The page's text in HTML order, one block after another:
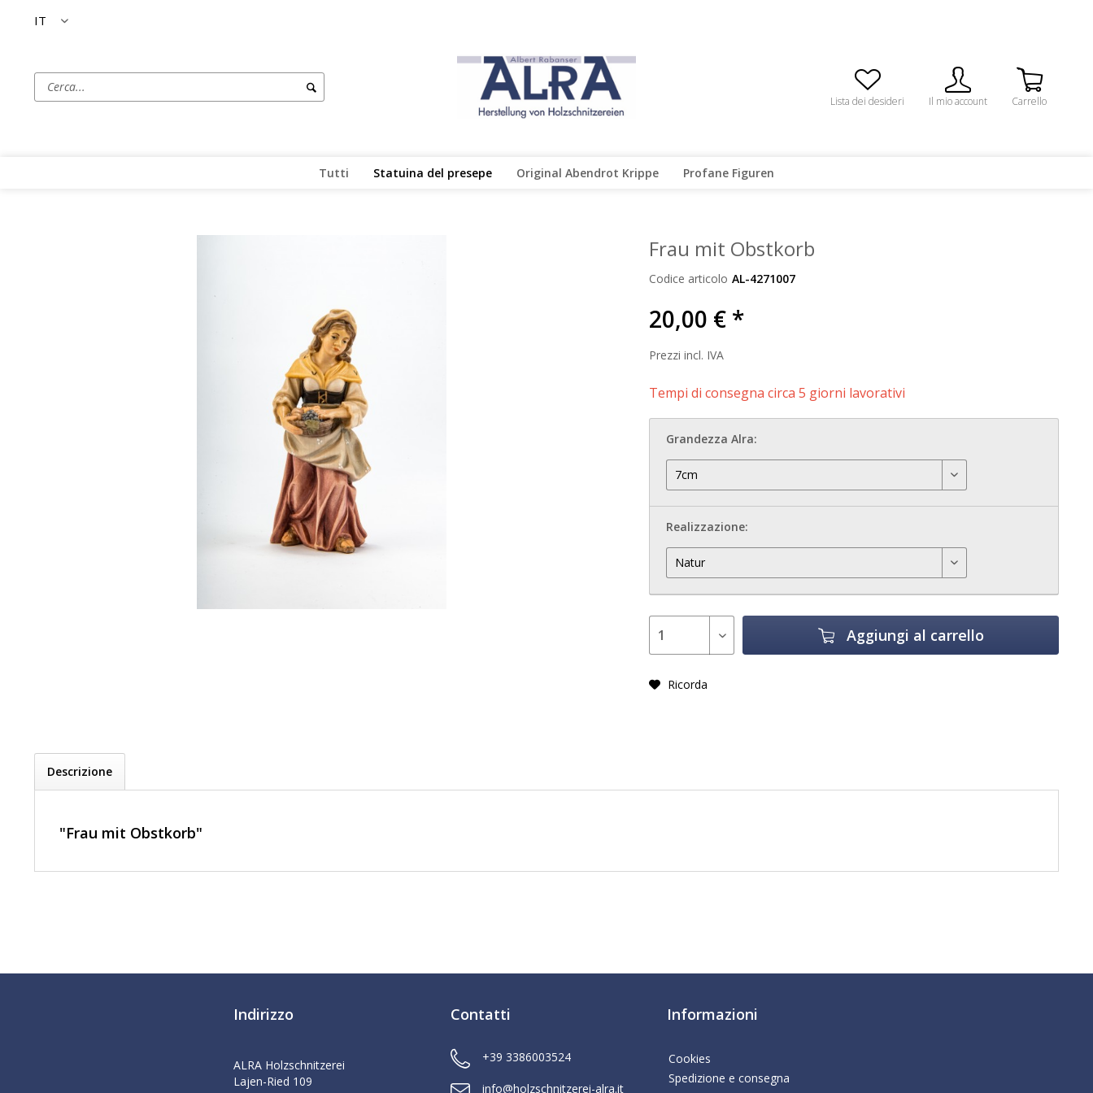
IT
Lista dei desideri Il mio account Carrello
Tutti Statuina del presepe Original Abendrot Krippe Profane Figuren
Frau mit Obstkorb
Codice articolo AL-4271007
20,00 € *
Prezzi incl. IVA
Tempi di consegna circa 5 giorni lavorativi
Grandezza Alra:
Realizzazione:
Aggiungi al carrello
Ricorda
Descrizione
"Frau mit Obstkorb"
Indirizzo
ALRA Holzschnitzerei
Lajen-Ried 109
Contatti
+39 3386003524
info@holzschnitzerei-alra.it
Informazioni
Cookies
Spedizione e consegna